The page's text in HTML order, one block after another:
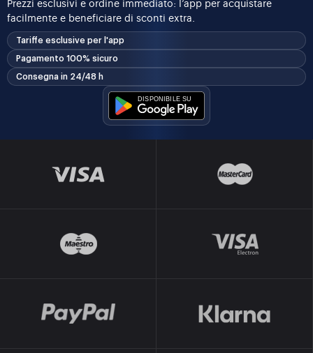
facilmente e beneficiare di sconti extra.
Tariffe esclusive per l'app
Pagamento 100% sicuro
Consegna in 24/48 h